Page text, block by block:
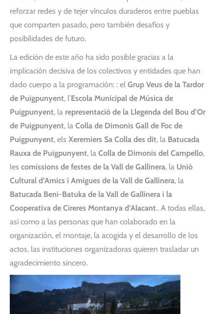
reforzar redes y de tejer vínculos duraderos entre pueblas
que comparten pasado, pero también desafíos y
posibilidades de futuro.
La edición de este año ha sido posible gracias a la
implicación decisiva de los colectivos y entidades que han
dado cuerpo a la programación: : el Grup Veus de la Tardor
de Puigpunyent, l’Escola Municipal de Música de
Puigpunyent, la representació de la Llegenda del Bou d’Or
de Puigpunyent, la Colla de Dimonis Gall de Foc de
Puigpunyent, els Xeremiers Sa Colla des dit, la Batucada
Rauxa de Puigpunyent, la Colla de Dimonis del Campello,
les comissions de festes de la Vall de Gallinera, la Unió
Cultural d’Amics i Amigues de la Vall de Gallinera, la
Batucada Beni-Batuka de la Vall de Gallinera i la
Cooperativa de Cireres Montanya d’Alacant.. A todas ellas,
así como a las personas que han colaborado en la
organización, el montaje, la acogida y el desarrollo de los
actos, las instituciones organizadoras quieren trasladar un
agradecimiento sincero.